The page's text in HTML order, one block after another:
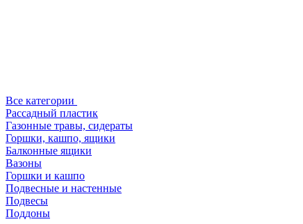
Все категории
Рассадный пластик
Газонные травы, сидераты
Горшки, кашпо, ящики
Балконные ящики
Вазоны
Горшки и кашпо
Подвесные и настенные
Подвесы
Поддоны